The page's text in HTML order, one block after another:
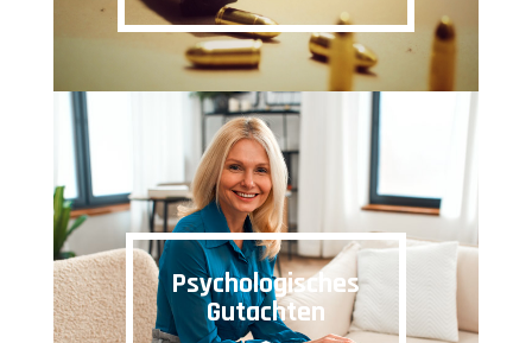
Psychologisches
Gutachten